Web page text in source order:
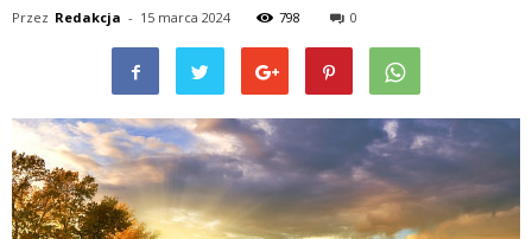
Przez Redakcja - 15 marca 2024 798 0